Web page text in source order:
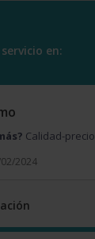
en:
Calidad-precio
2024